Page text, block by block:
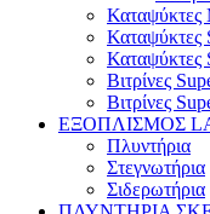
Καταψύκτες
Καταψύκτες
Βιτρίνες
Βιτρίνες
ΕΞΟΠΛΙΣΜΟΣ
Πλυντήρια
Στεγνωτήρια
Σιδερωτήρια